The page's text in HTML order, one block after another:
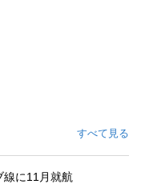
すべて見る
に11月就航